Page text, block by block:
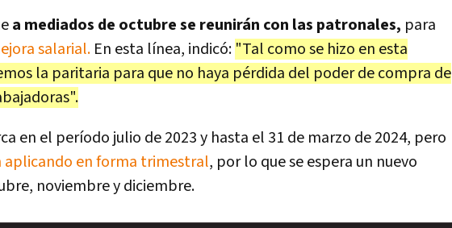
a mediados de octubre se reunirán con las patronales, para
salarial. En esta línea, indicó: "Tal como se hizo en esta
la paritaria para que no haya pérdida del poder de compra de
en el período julio de 2023 y hasta el 31 de marzo de 2024, pero
aplicando en forma trimestral, por lo que se espera un nuevo
noviembre y diciembre.